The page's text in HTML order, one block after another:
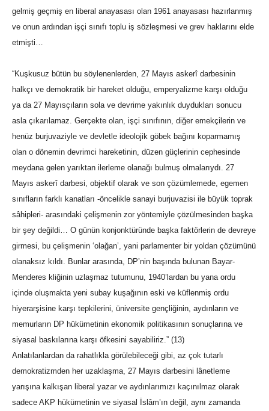
gelmiş geçmiş en liberal anayasası olan 1961 anayasası hazırlanmış
ve onun ardından işçi sınıfı toplu iş sözleşmesi ve grev haklarını elde
etmişti…
“Kuşkusuz bütün bu söylenenlerden, 27 Mayıs askerî darbesinin
halkçı ve demokratik bir hareket olduğu, emperyalizme karşı olduğu
ya da 27 Mayısçıların sola ve devrime yakınlık duydukları sonucu
asla çıkarılamaz. Gerçekte olan, işçi sınıfının, diğer emekçilerin ve
henüz burjuvaziyle ve devletle ideolojik göbek bağını koparmamış
olan o dönemin devrimci hareketinin, düzen güçlerinin cephesinde
meydana gelen yarıktan ilerleme olanağı bulmuş olmalarıydı. 27
Mayıs askerî darbesi, objektif olarak ve son çözümlemede, egemen
sınıfların farklı kanatları -öncelikle sanayi burjuvazisi ile büyük toprak
sâhipleri- arasındaki çelişmenin zor yöntemiyle çözülmesinden başka
bir şey değildi… O günün konjonktüründe başka faktörlerin de devreye
girmesi, bu çelişmenin ‘olağan’, yani parlamenter bir yoldan çözümünü
olanaksız kıldı. Bunlar arasında, DP’nin başında bulunan Bayar-
Menderes kliğinin uzlaşmaz tutumunu, 1940’lardan bu yana ordu
içinde oluşmakta yeni subay kuşağının eski ve küflenmiş ordu
hiyerarşisine karşı tepkilerini, üniversite gençliğinin, aydınların ve
memurların DP hükümetinin ekonomik politikasının sonuçlarına ve
siyasal baskılarına karşı öfkesini sayabiliriz.” (13)
Anlatılanlardan da rahatlıkla görülebileceği gibi, az çok tutarlı
demokratizmden her uzaklaşma, 27 Mayıs darbesini lânetleme
yarışına kalkışan liberal yazar ve aydınlarımızı kaçınılmaz olarak
sadece AKP hükümetinin ve siyasal İslâm’ın değil, aynı zamanda